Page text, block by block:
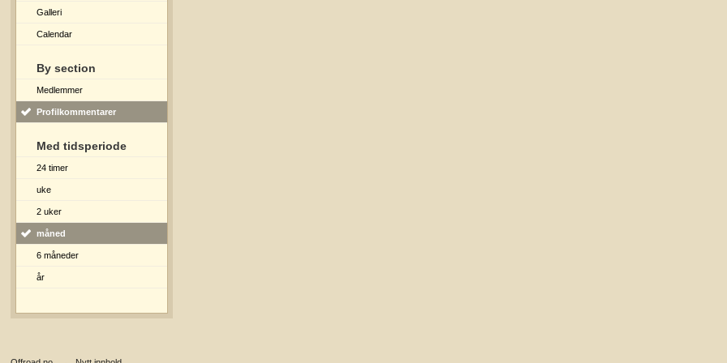
Galleri
Calendar
By section
Medlemmer
Profilkommentarer
Med tidsperiode
24 timer
uke
2 uker
måned
6 måneder
år